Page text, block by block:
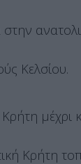
στην
Κελσίου.
μέχρι
Κρήτη